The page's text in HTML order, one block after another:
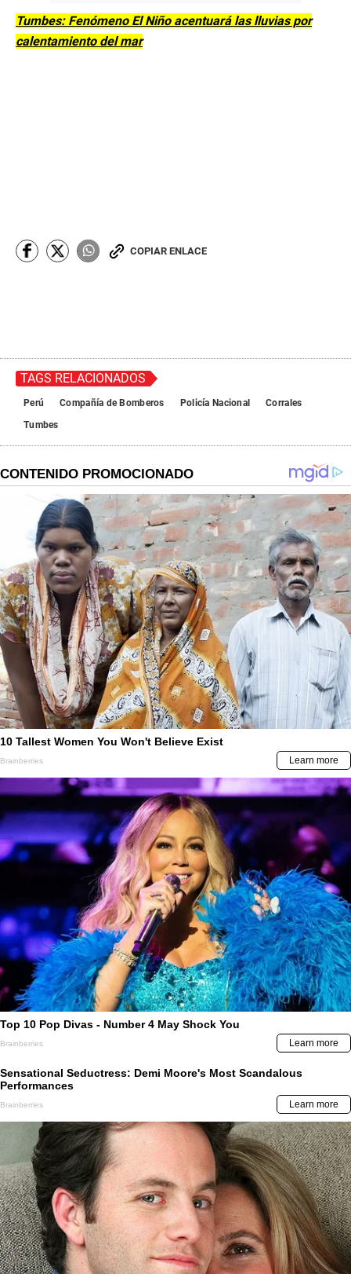
Tumbes: Fenómeno El Niño acentuará las lluvias por
calentamiento del mar
COPIAR ENLACE
TAGS RELACIONADOS
Perú Compañía de Bomberos Policía Nacional
Corrales
Tumbes